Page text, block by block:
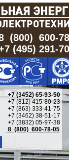
(800) 600-
(495) 291-
+7 (3452) 65-93-50
+7 (812) 415-80-23
+7 (863) 333-41-75
+7 (3462) 38-51-17
+7 (3832) 05-97-38
8 (800) 600-78-05